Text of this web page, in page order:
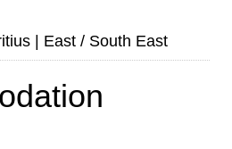
East / South East